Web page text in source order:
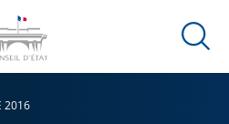
Ouvrir
2016